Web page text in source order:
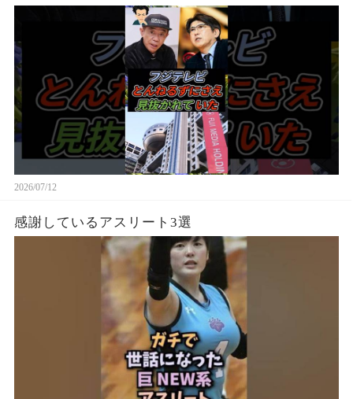
2026/07/12
感謝しているアスリート3選